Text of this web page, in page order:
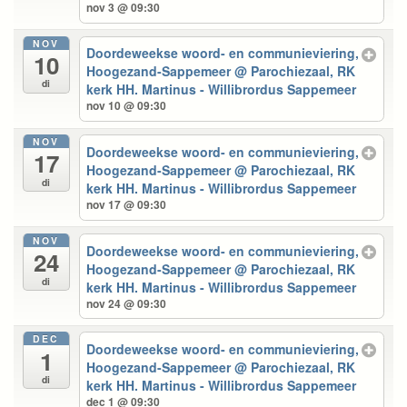
nov 3 @ 09:30
NOV
10
di
Doordeweekse woord- en communieviering,
Hoogezand-Sappemeer@ Parochiezaal, RK
kerk HH. Martinus - Willibrordus Sappemeer
nov 10 @ 09:30
NOV
17
di
Doordeweekse woord- en communieviering,
Hoogezand-Sappemeer@ Parochiezaal, RK
kerk HH. Martinus - Willibrordus Sappemeer
nov 17 @ 09:30
NOV
24
di
Doordeweekse woord- en communieviering,
Hoogezand-Sappemeer@ Parochiezaal, RK
kerk HH. Martinus - Willibrordus Sappemeer
nov 24 @ 09:30
DEC
1
di
Doordeweekse woord- en communieviering,
Hoogezand-Sappemeer@ Parochiezaal, RK
kerk HH. Martinus - Willibrordus Sappemeer
dec 1 @ 09:30